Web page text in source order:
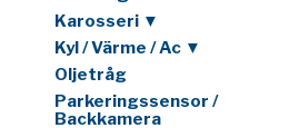
Karosseri ▼
Kyl / Värme / Ac ▼
Oljetråg
Parkeringssensor /
Backkamera